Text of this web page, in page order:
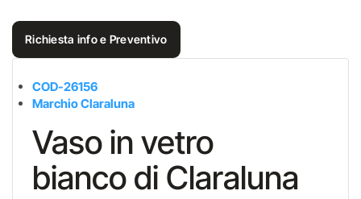
Richiesta info e Preventivo
COD-26156
Marchio Claraluna
Vaso in vetro
bianco di Claraluna